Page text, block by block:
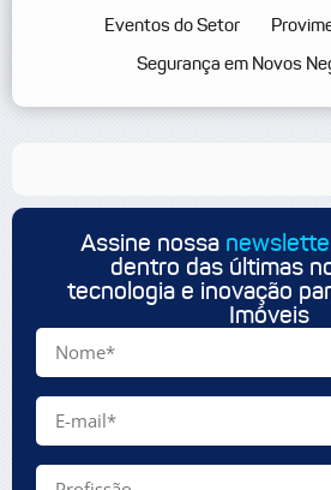
Eventos do Setor
Segurança em Novos
Assine nossa
dentro das últimas
tecnologia e inovação
Imóveis